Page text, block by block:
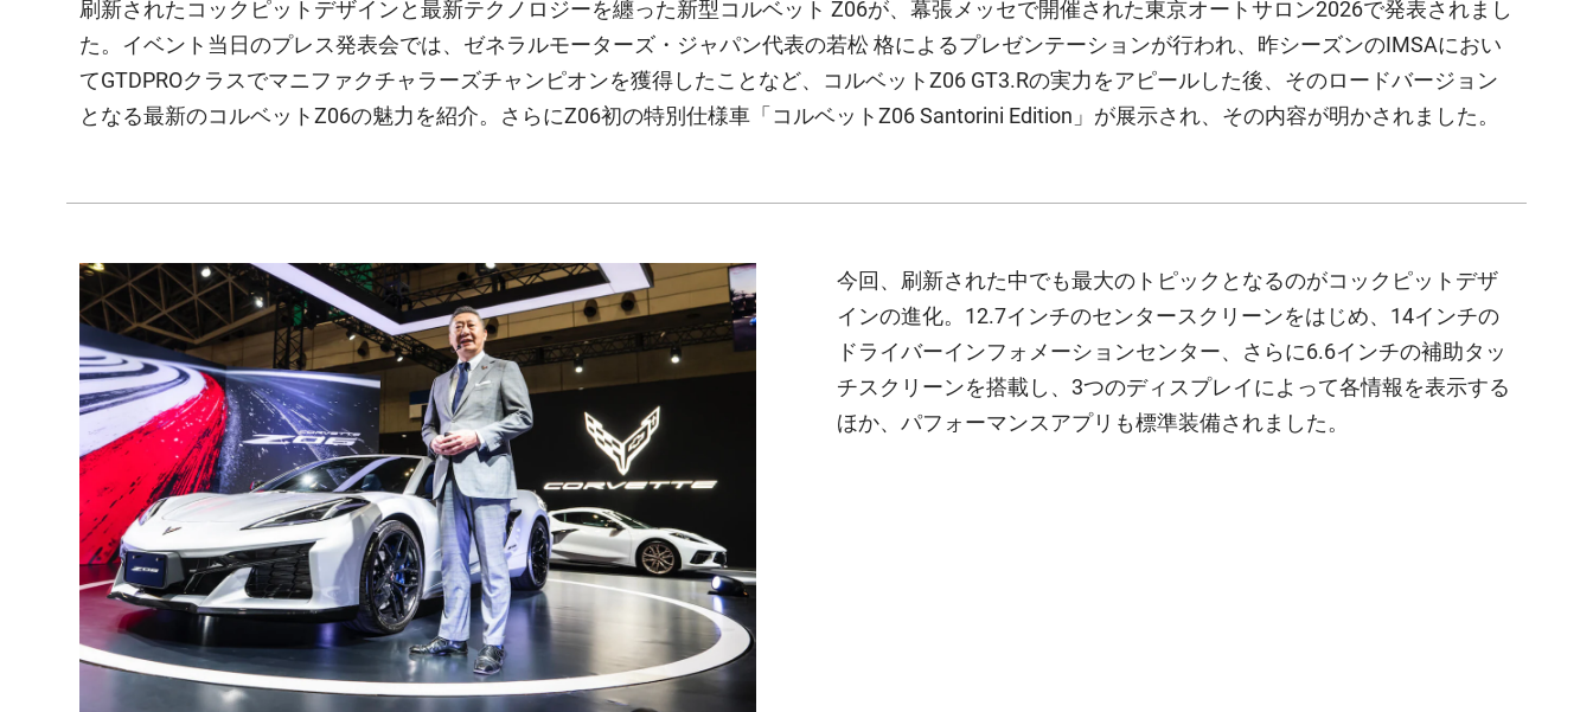
刷新されたコックピットデザインと最新テクノロジーを纏った新型コルベット Z06が、幕張メッセで開催された東京オートサロン2026で発表されまし
た。イベント当日のプレス発表会では、ゼネラルモーターズ・ジャパン代表の若松 格によるプレゼンテーションが行われ、昨シーズンのIMSAにおい
てGTDPROクラスでマニファクチャラーズチャンピオンを獲得したことなど、コルベットZ06 GT3.Rの実力をアピールした後、そのロードバージョン
となる最新のコルベットZ06の魅力を紹介。さらに​Z06初の特別仕様車「コルベットZ06 Santorini Edition」が展示され、その内容が明かされました。
今回、刷新された中でも最大のトピックとなるのがコックピットデザ
インの進化。12.7インチのセンタースクリーンをはじめ、14インチの
ドライバーインフォメーションセンター、さらに6.6インチの補助タッ
チスクリーンを搭載し、3つのディスプレイによって各情報を表示する
ほか、パフォーマンスアプリも標準装備されました。